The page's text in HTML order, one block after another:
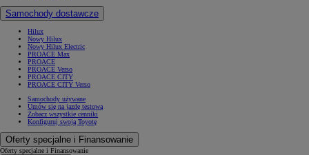
Samochody dostawcze
Hilux
Nowy Hilux
Nowy Hilux Electric
PROACE Max
PROACE
PROACE Verso
PROACE CITY
PROACE CITY Verso
Samochody używane
Umów się na jazdę testową
Zobacz wszystkie cenniki
Konfiguruj swoją Toyotę
Oferty specjalne i Finansowanie
Oferty specjalne i Finansowanie